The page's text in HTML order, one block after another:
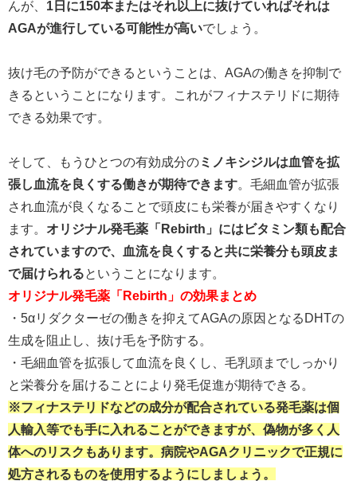
んが、 1日に150本またはそれ以上に抜けていればそれは
AGAが進行している可能性が高いでしょう。
抜け毛の予防ができるということは、AGAの働きを抑制で
きるということになります。これがフィナステリドに期待
できる効果です。
そして、もうひとつの有効成分の ミノキシジルは血管を拡
張し血流を良くする働きが期待できます 。毛細血管が拡張
され血流が良くなることで頭皮にも栄養が届きやすくなり
ます。 オリジナル発毛薬「Rebirth」にはビタミン類も配合
されていますので、血流を良くすると共に栄養分も頭皮ま
で届けられる ということになります。
オリジナル発毛薬「Rebirth」の効果まとめ
・5αリダクターゼの働きを抑えてAGAの原因となるDHTの
生成を阻止し、抜け毛を予防する。
・毛細血管を拡張して血流を良くし、毛乳頭までしっかり
と栄養分を届けることにより発毛促進が期待できる。
※フィナステリドなどの成分が配合されている発毛薬は個
人輸入等でも手に入れることができますが、偽物が多く人
体へのリスクもあります。病院やAGAクリニックで正規に
処方されるものを使用するようにしましょう。